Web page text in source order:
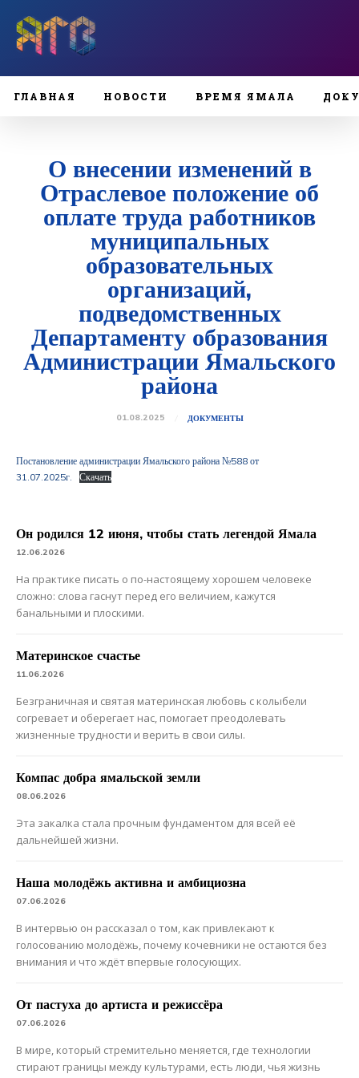
ГЛАВНАЯ НОВОСТИ ВРЕМЯ ЯМАЛА
О внесении изменений в
Отраслевое положение об
оплате труда работников
муниципальных
образовательных
организаций,
подведомственных
Департаменту образования
Администрации Ямальского
района
01.08.2025 ДОКУМЕНТЫ
Постановление администрации Ямальского района №588 от
31.07.2025г.
Скачать
Он родился 12 июня, чтобы стать легендой Ямала
12.06.2026
На практике писать о по-настоящему хорошем человеке
сложно: слова гаснут перед его величием, кажутся
банальными и плоскими.
Материнское счастье
11.06.2026
Безграничная и святая материнская любовь с колыбели
согревает и оберегает нас, помогает преодолевать
жизненные трудности и верить в свои силы.
Компас добра ямальской земли
08.06.2026
Эта закалка стала прочным фундаментом для всей её
дальнейшей жизни.
Наша молодёжь активна и амбициозна
07.06.2026
В интервью он рассказал о том, как привлекают к
голосованию молодёжь, почему кочевники не остаются без
внимания и что ждёт впервые голосующих.
От пастуха до артиста и режиссёра
07.06.2026
В мире, который стремительно меняется, где технологии
стирают границы между культурами, есть люди, чья жизнь